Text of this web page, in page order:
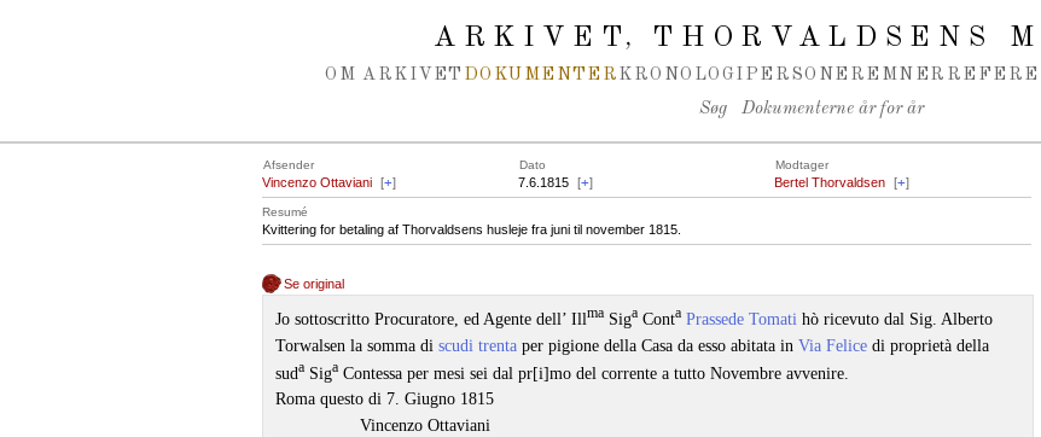
ARKIVET, THORVALDSENS
OM ARKIVET DOKUMENTER KRONOLOGI PERSONER EMNER
Søg Dokumenterne år for år
Afsender Dato Modtager
Vincenzo Ottaviani [+] 7.6.1815 [+] Bertel Thorvaldsen [+]
Resumé
Kvittering for betaling af Thorvaldsens husleje fra juni til november 1815.
Se original
Jo sottoscritto Procuratore, ed Agente dell’ Illma Siga Conta Prassede Tomati hò ricevuto dal Sig. Alberto
Torwalsen la somma di scudi trenta per pigione della Casa da esso abitata in Via Felice di proprietà della
suda Siga Contessa per mesi sei dal pr[i]mo del corrente a tutto Novembre avvenire.
Roma questo di 7. Giugno 1815
Vincenzo Ottaviani